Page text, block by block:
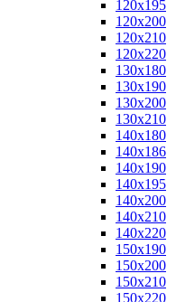
120x195
120x200
120x210
120x220
130x180
130x190
130x200
130x210
140x180
140x186
140x190
140x195
140x200
140x210
140x220
150x190
150x200
150x210
150x220